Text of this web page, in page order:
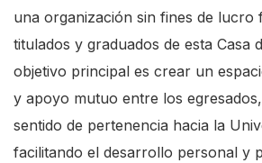
una organización sin fines de lucro
titulados y graduados de esta Casa
objetivo principal es crear un
y apoyo mutuo entre los
sentido de pertenencia hacia la
facilitando el desarrollo personal y